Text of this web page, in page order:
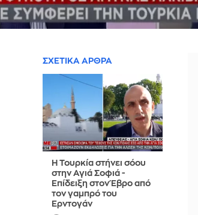
ΣΧΕΤΙΚΑ ΑΡΘΡΑ
Η Τουρκία στήνει σόου
στην Αγιά Σοφιά -
Επίδειξη στον Έβρο από
τον γαμπρό του
Ερντογάν